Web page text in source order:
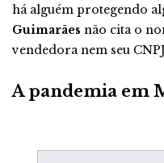
há alguém protegendo
Guimarães não cita o
vendedora nem seu
A pandemia em